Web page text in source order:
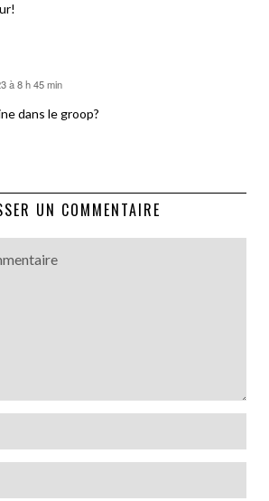
à 8 h 45 min
dans le groop?
UN COMMENTAIRE